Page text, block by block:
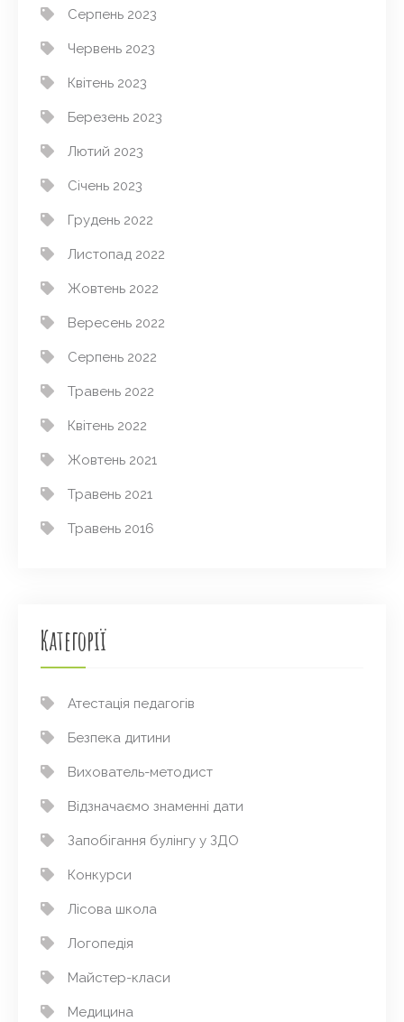
Серпень 2023
Червень 2023
Квітень 2023
Березень 2023
Лютий 2023
Січень 2023
Грудень 2022
Листопад 2022
Жовтень 2022
Вересень 2022
Серпень 2022
Травень 2022
Квітень 2022
Жовтень 2021
Травень 2021
Травень 2016
Категорії
Атестація педагогів
Безпека дитини
Вихователь-методист
Відзначаємо знаменні дати
Запобігання булінгу у ЗДО
Конкурси
Лісова школа
Логопедія
Майстер-класи
Медицина